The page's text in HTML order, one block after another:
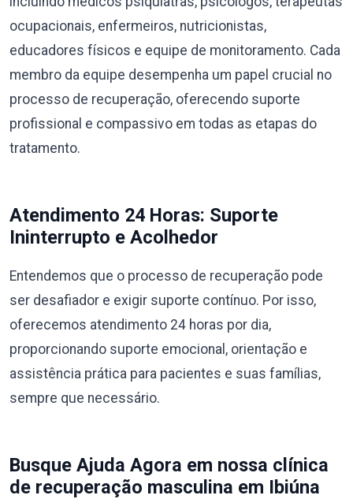
ocupacionais, enfermeiros, nutricionistas,
educadores físicos e equipe de monitoramento. Cada
membro da equipe desempenha um papel crucial no
processo de recuperação, oferecendo suporte
profissional e compassivo em todas as etapas do
tratamento.
Atendimento 24 Horas: Suporte
Ininterrupto e Acolhedor
Entendemos que o processo de recuperação pode
ser desafiador e exigir suporte contínuo. Por isso,
oferecemos atendimento 24 horas por dia,
proporcionando suporte emocional, orientação e
assistência prática para pacientes e suas famílias,
sempre que necessário.
Busque Ajuda Agora em nossa clínica
de recuperação masculina em Ibiúna